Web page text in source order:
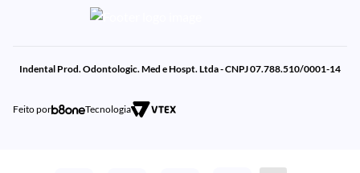
Indental Prod. Odontologic. Med e Hospt. Ltda - CNPJ 07.788.510/0001-14
Feito por Tecnologia